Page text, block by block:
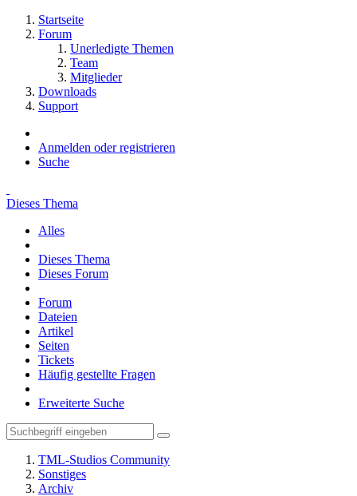
Startseite
Forum
Unerledigte Themen
Team
Mitglieder
Downloads
Support
Anmelden oder registrieren
Suche
Dieses Thema
Alles
Dieses Thema
Dieses Forum
Forum
Dateien
Artikel
Seiten
Tickets
Häufig gestellte Fragen
Erweiterte Suche
TML-Studios Community
Sonstiges
Archiv